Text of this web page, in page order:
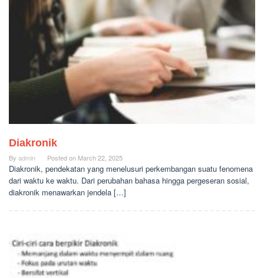
Diakronik
By admin Posted on March 22, 2025
Diakronik, pendekatan yang menelusuri perkembangan suatu fenomena
dari waktu ke waktu. Dari perubahan bahasa hingga pergeseran sosial,
diakronik menawarkan jendela […]